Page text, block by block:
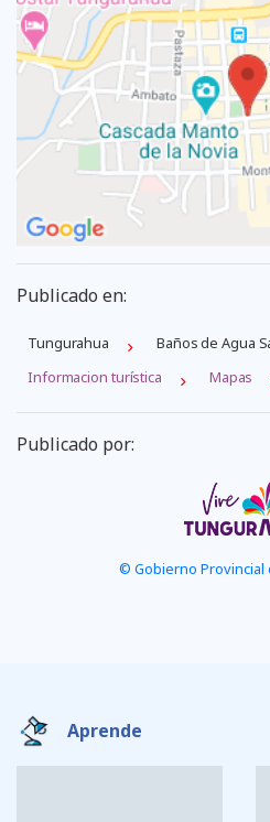
Publicado en:
Tungurahua Baños de Agua
Informacion turística
Mapas
Publicado por:
© Gobierno Provincial
Aprende